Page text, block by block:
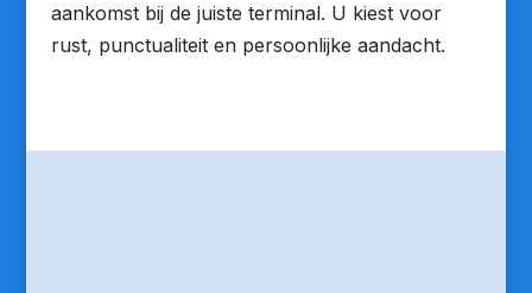
aankomst bij de juiste terminal. U kiest voor
rust, punctualiteit en persoonlijke aandacht.